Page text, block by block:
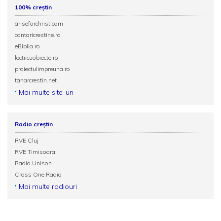
100% creștin
ariseforchrist.com
cantaricrestine.ro
eBiblia.ro
lectiicuobiecte.ro
proiectulimpreuna.ro
tanarcrestin.net
Mai multe site-uri
Radio creștin
RVE Cluj
RVE Timisoara
Radio Unison
Cross One Radio
Mai multe radiouri